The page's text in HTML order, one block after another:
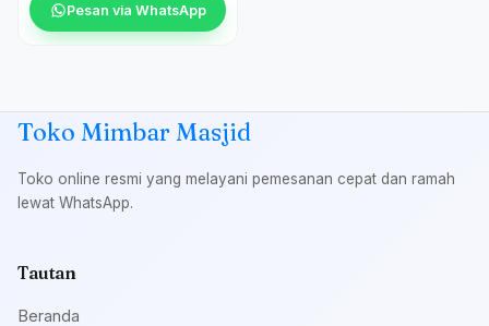
Pesan via WhatsApp
Toko Mimbar Masjid
Toko online resmi yang melayani pemesanan cepat dan ramah
lewat WhatsApp.
Tautan
Beranda